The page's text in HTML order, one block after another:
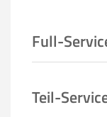
Full-
Teil-